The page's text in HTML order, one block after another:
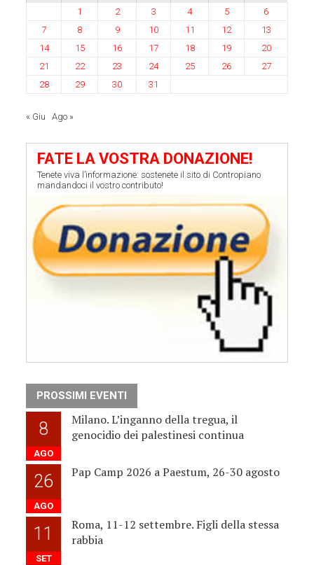
1 2 3 4 5
6
7
8 9 10 11 12
13
14
15 16 17 18 19
20
21
22 23 24 25 26
27
28
29 30 31
« Giu Ago »
FATE LA VOSTRA DONAZIONE!
Tenete viva l’informazione: sostenete il sito di Contropiano
mandandoci il vostro contributo!
PROSSIMI EVENTI
8
AGO
Milano. L’inganno della tregua, il
genocidio dei palestinesi continua
26
AGO
Pap Camp 2026 a Paestum, 26-30 agosto
11
SET
Roma, 11-12 settembre. Figli della stessa
rabbia